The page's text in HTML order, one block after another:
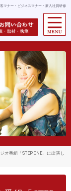
マナー・ビジネスマナー・新入社員研修
オ番組「STEP ONE」に出演し